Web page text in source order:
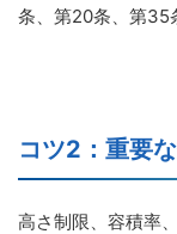
条、第20条、第35
コツ2：重要
高さ制限、容積率